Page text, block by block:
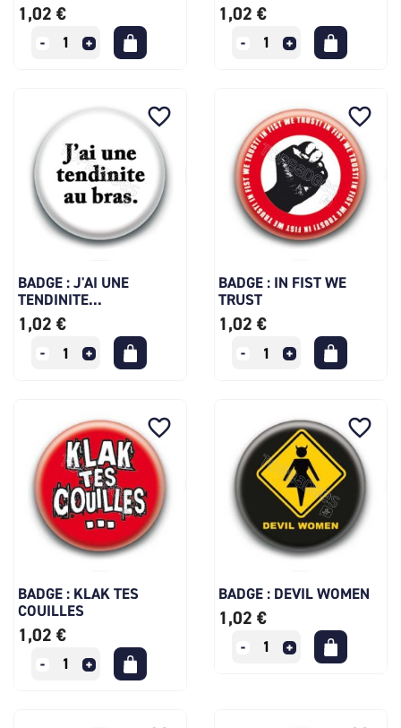
1,02 € 1,02 €
BADGE : J'AI UNE
TENDINITE...
1,02 €
favorite_border
BADGE : IN FIST WE
TRUST
1,02 €
favorite_border
BADGE : KLAK TES
COUILLES
1,02 €
favorite_border
BADGE : DEVIL WOMEN
1,02 €
favorite_border